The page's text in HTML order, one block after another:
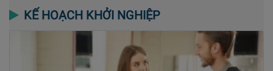
KẾ HOẠCH KHỞI NGHIỆP